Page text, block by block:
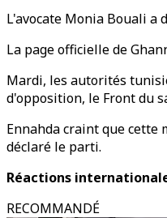
L'avocate Monia Bouali a
La page officielle de
Mardi, les autorités
d'opposition, le Front du
Ennahda craint que
déclaré le parti.
Réactions
RECOMMANDÉ